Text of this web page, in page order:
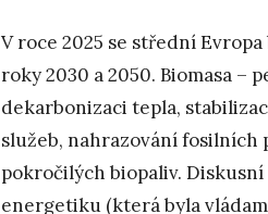
V roce 2025 se střední
roky 2030 a 2050. Biomasa –
dekarbonizaci tepla,
služeb, nahrazování
pokročilých biopaliv.
energetiku (která byla